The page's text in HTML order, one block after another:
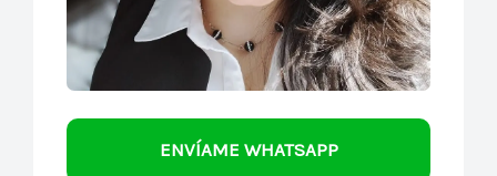
ENVÍAME WHATSAPP